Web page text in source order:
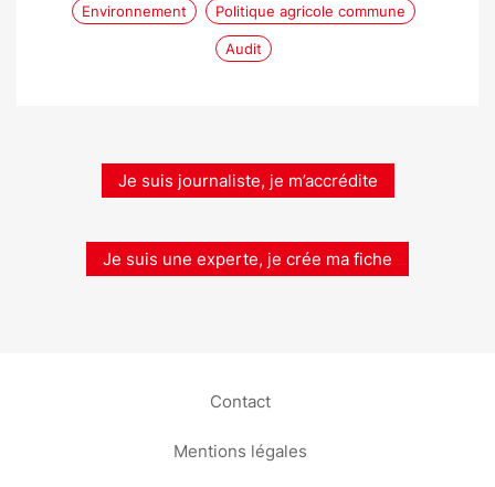
Environnement Politique agricole commune
Audit
Je suis journaliste, je m’accrédite
Je suis une experte, je crée ma fiche
Contact
Mentions légales